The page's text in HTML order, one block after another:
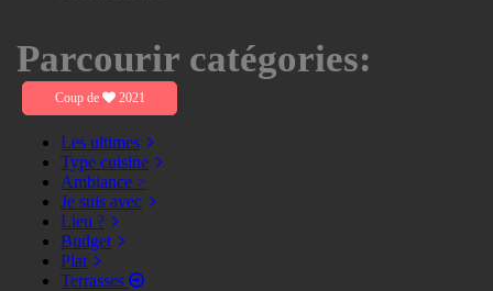
Parcourir catégories:
Coup de 2021
Les ultimes
Type cuisine
Ambiance >
Je suis avec
Lieu ?
Budget
Plat
Terrasses